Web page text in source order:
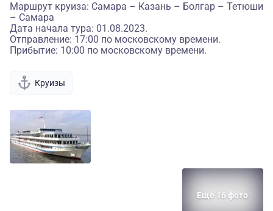
Маршрут круиза: Самара – Казань – Болгар – Тетюши
– Самара
Дата начала тура: 01.08.2023.
Отправление: 17:00 по московскому времени.
Прибытие: 10:00 по московскому времени.
Круизы
Еще 16 фото